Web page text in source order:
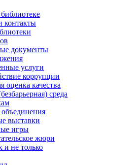
контакты
документы
услуги
коррупции
оценка качества
среда
выставки
игры
жюри
и не только